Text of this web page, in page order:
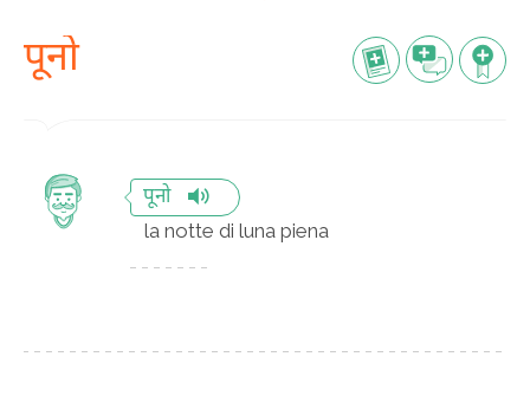
पूनो
पूनो
la notte di luna piena